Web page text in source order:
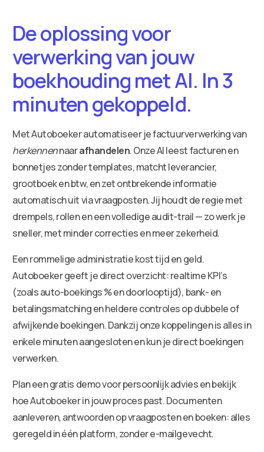
De oplossing voor
verwerking van jouw
boekhouding met AI. In 3
minuten gekoppeld.
Met Autoboeker automatiseer je factuurverwerking van
herkennennaarafhandelen. Onze AI leest facturen en
bonnetjes zonder templates, matcht leverancier,
grootboek en btw, en zet ontbrekende informatie
automatisch uit via vraagposten. Jij houdt de regie met
drempels, rollen en een volledige audit-trail — zo werk je
sneller, met minder correcties en meer zekerheid.
Een rommelige administratie kost tijd en geld.
Autoboeker geeft je direct overzicht: realtime KPI’s
(zoals auto-boekings % en doorlooptijd), bank- en
betalingsmatching en heldere controles op dubbele of
afwijkende boekingen. Dankzij onze koppelingen is alles in
enkele minuten aangesloten en kun je direct boekingen
verwerken.
Plan een gratis demo voor persoonlijk advies en bekijk
hoe Autoboeker in jouw proces past. Documenten
aanleveren, antwoorden op vraagposten en boeken: alles
geregeld in één platform, zonder e-mailgevecht.